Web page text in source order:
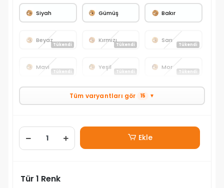
Siyah Gümüş Bakır
Beyaz
Tükendi
Kırmızı
Tükendi
Sarı
Tükendi
Mavi
Tükendi
Yeşil
Tükendi
Mor
Tükendi
Tüm varyantları gör 15 ▼
Ekle
Tür 1 Renk